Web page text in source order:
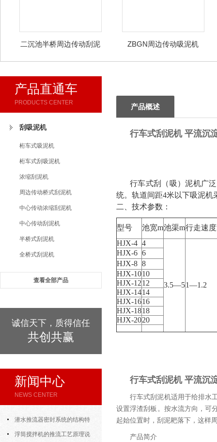
二沉池半桥周边传动刮泥
ZBGN周边传动吸泥机
产品直通车
PRODUCTS CENTER
刮吸泥机
桁车式吸泥机
桁车式刮吸泥机
浓缩刮泥机
周边传动桥式刮泥机
中心传动浓缩刮泥机
中心传动刮泥机
半桥式刮泥机
全桥式刮泥机
查看全部产品
诚信天下，质得信任
共创共赢
新闻中心
NEWS CENTER
潜水推流器密封系统的结构特
点与渗漏故障处理
浮筒搅拌机的推流工艺原理说
产品概述
行车式刮泥机 平流沉
行车式刮（吸）泥机广
统。轨道间距4米以下吸泥机
二、技术参数：
型号 池宽m池渠m行走速
HJX-4 4
3.5—51—1.2
HJX-6 6
HJX-8 8
HJX-1010
HJX-1212
HJX-1414
HJX-1616
HJX-1818
HJX-2020
行车式刮泥机 平流沉
行车式刮泥机适用于给排水
设置浮渣刮板。按水流方向，可
起始位置时，刮泥耙落下，这样
产品简介